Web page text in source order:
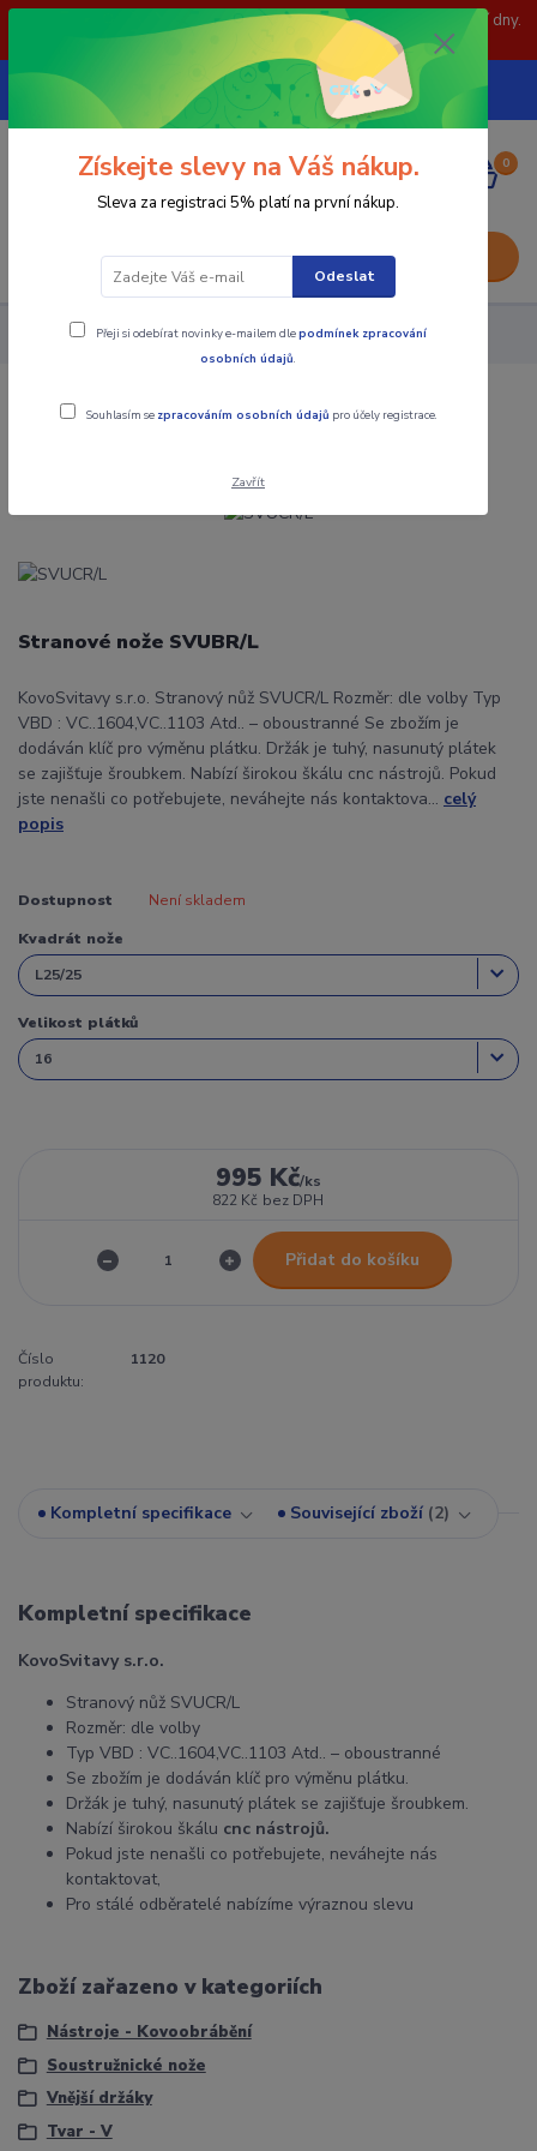
POZOR: 31.7 , 3.8 a 5.8- zavřeno. objednávky odešleme následující dny.
Děkujeme za pochopení.
CZK
739252246
(Po-Pá, 8-15 hod.)
0
0,00 Kč
Nástroje - Kovoobrábění SVUCR/L
SVUCR/L
Stranové nože SVUBR/L
KovoSvitavy s.r.o. Stranový nůž SVUCR/L Rozměr: dle volby Typ
VBD : VC..1604,VC..1103 Atd.. – oboustranné Se zbožím je
dodáván klíč pro výměnu plátku. Držák je tuhý, nasunutý plátek
se zajišťuje šroubkem. Nabízí širokou škálu cnc nástrojů. Pokud
jste nenašli co potřebujete, neváhejte nás kontaktova... celý
popis
Dostupnost Není skladem
Kvadrát nože
Velikost plátků
995 Kč/ks
822 Kč bez DPH
Přidat do košíku
Číslo
produktu:
1120
Kompletní specifikace Související zboží 2
Kompletní specifikace
KovoSvitavy s.r.o.
Stranový nůž SVUCR/L
Rozměr: dle volby
Typ VBD : VC..1604,VC..1103 Atd.. – oboustranné
Se zbožím je dodáván klíč pro výměnu plátku.
Držák je tuhý, nasunutý plátek se zajišťuje šroubkem.
Nabízí širokou škálu cnc nástrojů.
Pokud jste nenašli co potřebujete, neváhejte nás
kontaktovat,
Pro stálé odběratelé nabízíme výraznou slevu
Zboží zařazeno v kategoriích
Nástroje - Kovoobrábění
Soustružnické nože
Vnější držáky
Tvar - V
Získejte slevy na Váš nákup.
Sleva za registraci 5% platí na první nákup.
Odeslat
Přeji si odebírat novinky e-mailem dlepodmínek zpracování
osobních údajů.
Souhlasím se zpracováním osobních údajů pro účely registrace.
Zavřít